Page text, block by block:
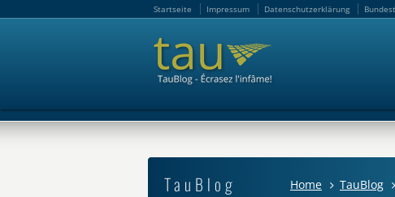
Startseite Impressum Datenschutzerklärung
TauBlog Home TauBlog
Startseite Impressum Datenschutzerklärung